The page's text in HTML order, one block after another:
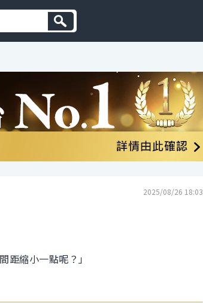
2025/08/26 18:03
距縮小一點呢？」